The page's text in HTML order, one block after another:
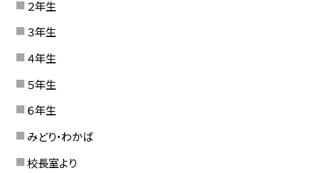
２年生
３年生
４年生
５年生
６年生
みどり・わかば
校長室より